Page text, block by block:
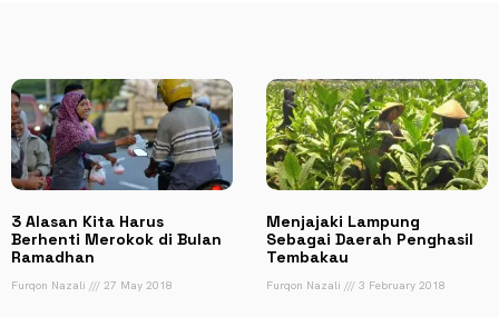
3 Alasan Kita Harus
Berhenti Merokok di Bulan
Ramadhan
Furqon Nazali 27 May 2018
Menjajaki Lampung
Sebagai Daerah Penghasil
Tembakau
Furqon Nazali 3 February 2018